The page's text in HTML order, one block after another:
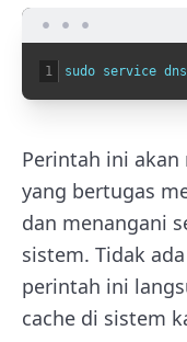
1 sudo service
Perintah ini
yang bertugas
dan menangani
sistem. Tidak
perintah ini
cache di sistem